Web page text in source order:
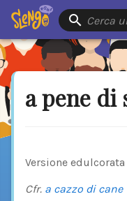
Cerca
a pene di
Versione
Cfr. a cazzo di cane